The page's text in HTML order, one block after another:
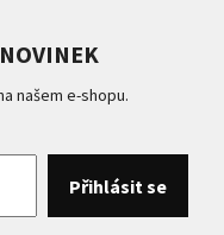
našem e-shopu.